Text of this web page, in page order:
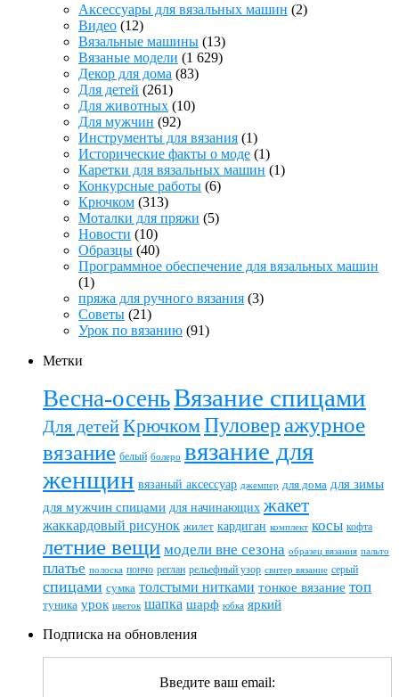
Аксессуары для вязальных машин (2)
Видео (12)
Вязальные машины (13)
Вязаные модели (1 629)
Декор для дома (83)
Для детей (261)
Для животных (10)
Для мужчин (92)
Инструменты для вязания (1)
Исторические факты о моде (1)
Каретки для вязальных машин (1)
Конкурсные работы (6)
Крючком (313)
Моталки для пряжи (5)
Новости (10)
Образцы (40)
Программное обеспечение для вязальных машин
(1)
пряжа для ручного вязания (3)
Советы (21)
Урок по вязанию (91)
Метки
Весна-осеньВязание спицами
Для детейКрючкомПуловер ажурное
вязание белый болеро вязание для
женщин вязаный аксессуар джемпер для дома для зимы
для мужчин спицами для начинающих жакет
жаккардовый рисунок жилет кардиган комплект косы кофта
летние вещи модели вне сезона образец вязания пальто
платье полоска пончо реглан рельефный узор свитер вязание серый
спицами сумка толстыми нитками тонкое вязание топ
туника урок цветок шапка шарф юбка яркий
Подписка на обновления
Введите ваш email: